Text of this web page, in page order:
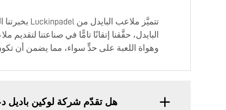
البايدل، حقَّقنا إتقانًا تامًّا في صناعتنا
وهواة اللعبة على حدٍّ سواء، مما يضمن أن
هل تقدّم شركة لوكين باديل